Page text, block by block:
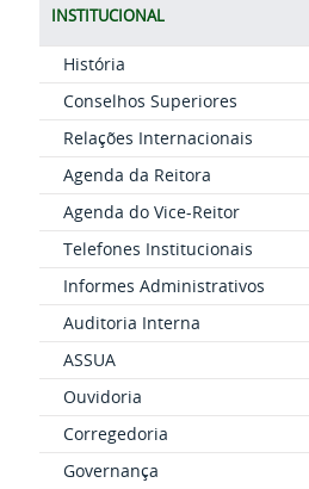
INSTITUCIONAL
História
Conselhos Superiores
Relações Internacionais
Agenda da Reitora
Agenda do Vice-Reitor
Telefones Institucionais
Informes Administrativos
Auditoria Interna
ASSUA
Ouvidoria
Corregedoria
Governança